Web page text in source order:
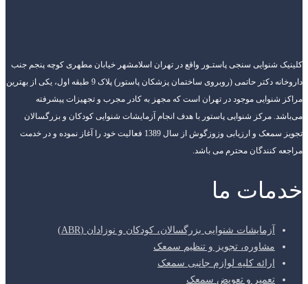
کلینیک شنوایی سنجی پاستـور واقع در تهران اسلامشهر خیابان مطهری کوچه پنجم جنب
داروخانه دکتر حاتمی (روبروی ساختمان پزشکان پاستور) پلاک 9 طبقه اول، یکی از بهترین
مراکز شنوایی موجود در تهران است که مجهز به کادر مجرب و تجهیزات پیشرفته
می‌باشد. مرکز شنوایی پاستور با هدف انجام آزمایشات شنوایی کودکان و بزرگسالان
تجویز سمعک و ارزیابی وزوزگوش از سال 1389 فعالیت خود را آغاز نموده و در خدمت
مراجعه کنندگان محترم می باشد.
خدمات ما
آزمایشات شنوایی بزرگسالان، کودکان و نوزادان (ABR)
مشاوره، تجویز و تنظیم سمعک
ارائه کلیه لوازم جانبی سمعک
تعمیر و تعویض سمعک